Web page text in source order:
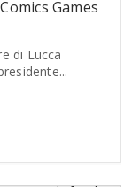
Games
di Lucca